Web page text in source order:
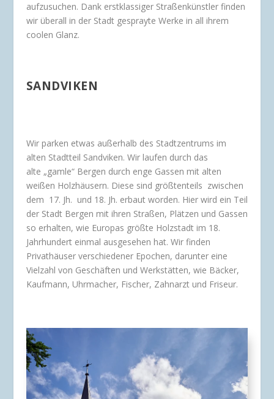
aufzusuchen. Dank erstklassiger Straßenkünstler finden
wir überall in der Stadt gesprayte Werke in all ihrem
coolen Glanz.
SANDVIKEN
Wir parken etwas außerhalb des Stadtzentrums im
alten Stadtteil Sandviken. Wir laufen durch das
alte „gamle“ Bergen durch enge Gassen mit alten
weißen Holzhäusern. Diese sind größtenteils zwischen
dem 17. Jh. und 18. Jh. erbaut worden. Hier wird ein Teil
der Stadt Bergen mit ihren Straßen, Plätzen und Gassen
so erhalten, wie Europas größte Holzstadt im 18.
Jahrhundert einmal ausgesehen hat. Wir finden
Privathäuser verschiedener Epochen, darunter eine
Vielzahl von Geschäften und Werkstätten, wie Bäcker,
Kaufmann, Uhrmacher, Fischer, Zahnarzt und Friseur.